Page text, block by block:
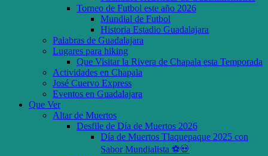
Torneo de Futbol este año 2026
Mundial de Futbol
Historia Estadio Guadalajara
Palabras de Guadalajara
Lugares para hiking
Que Visitar la Rivera de Chapala esta Temporada
Actividades en Chapala
José Cuervo Express
Eventos en Guadalajara
Que Ver
Altar de Muertos
Desfile de Día de Muertos 2026
Día de Muertos Tlaquepaque 2025 con
Sabor Mundialista ⚽💀